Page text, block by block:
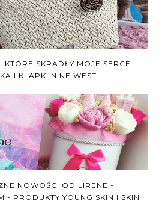
KTÓRE SKRADŁY MOJE SERCE –
I KLAPKI NINE WEST
NOWOŚCI OD LIRENE -
- PRODUKTY YOUNG SKIN I SKIN